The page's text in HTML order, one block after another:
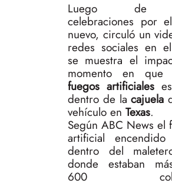
Luego de
celebraciones por
nuevo, circuló un
redes sociales en
se muestra el
momento en que
fuegos artificiales
dentro de lacajuela
vehículo en Texas.
Según ABC News el
artificial encendido
dentro del
donde estaban
600